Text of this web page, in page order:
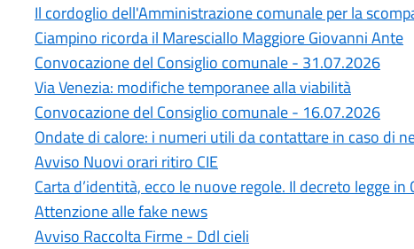
Il cordoglio dell'Amministrazione comunale per la
Ciampino ricorda il Maresciallo Maggiore Giovanni Ante
Convocazione del Consiglio comunale - 31.07.2026
Via Venezia: modifiche temporanee alla viabilità
Convocazione del Consiglio comunale - 16.07.2026
Ondate di calore: i numeri utili da contattare in caso di
Avviso Nuovi orari ritiro CIE
Carta d’identità, ecco le nuove regole. Il decreto legge
Attenzione alle fake news
Avviso Raccolta Firme - Ddl cieli